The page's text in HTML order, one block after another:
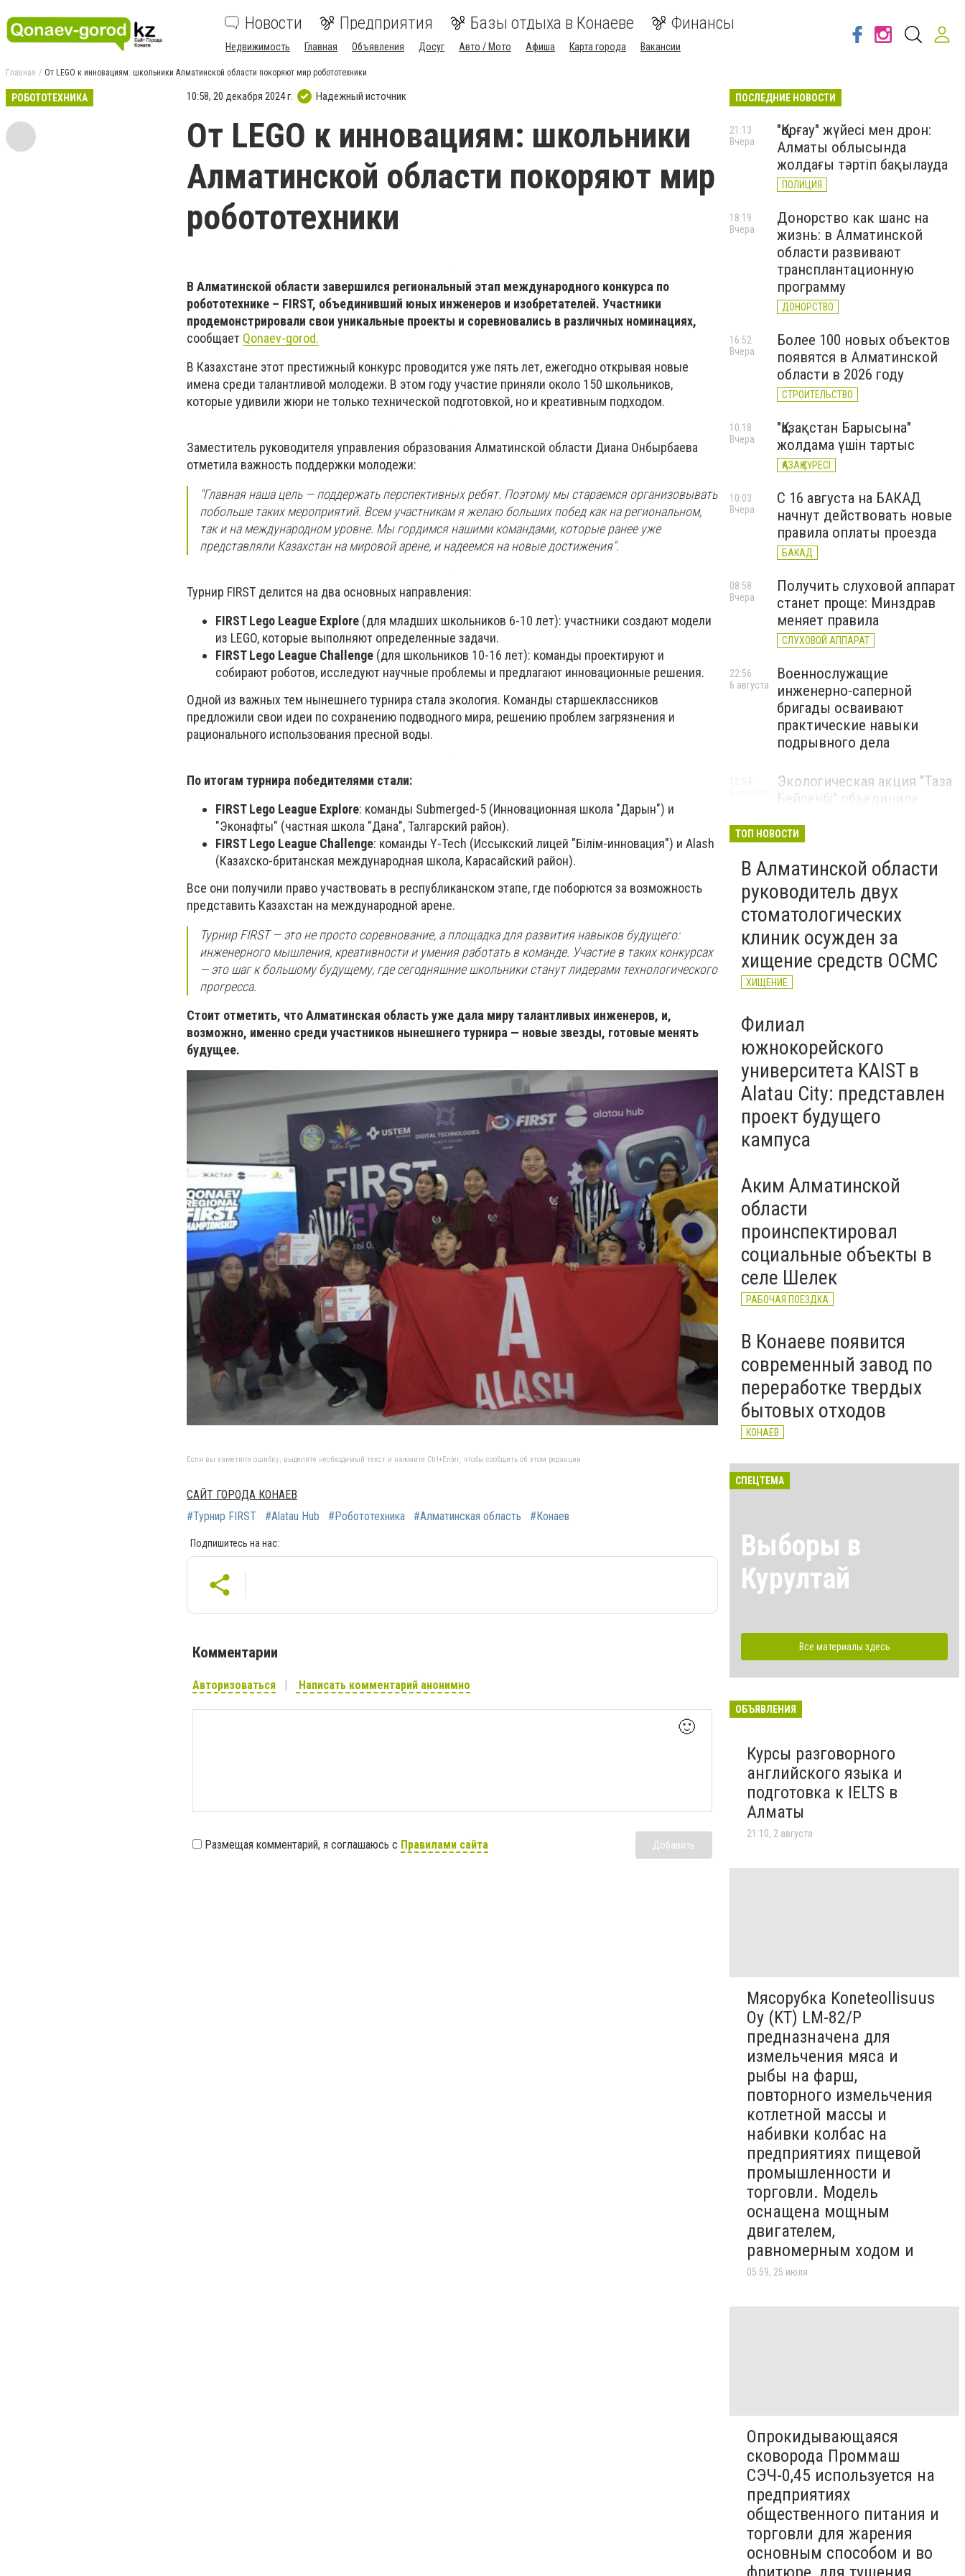
Новости Предприятия Базы отдыха в Конаеве Финансы
Недвижимость Главная Объявления Досуг Авто / Мото Афиша Карта города Вакансии
Главная От LEGO к инновациям: школьники Алматинской области покоряют мир робототехники
РОБОТОТЕХНИКА 10:58, 20 декабря 2024 г. Надежный источник
От LEGO к инновациям: школьники
Алматинской области покоряют мир
робототехники
В Алматинской области завершился региональный этап международного конкурса по
робототехнике – FIRST, объединивший юных инженеров и изобретателей. Участники
продемонстрировали свои уникальные проекты и соревновались в различных номинациях,
сообщает Qonaev-gorod.
В Казахстане этот престижный конкурс проводится уже пять лет, ежегодно открывая новые
имена среди талантливой молодежи. В этом году участие приняли около 150 школьников,
которые удивили жюри не только технической подготовкой, но и креативным подходом.
Заместитель руководителя управления образования Алматинской области Диана Онбырбаева
отметила важность поддержки молодежи:
"Главная наша цель — поддержать перспективных ребят. Поэтому мы стараемся организовывать
побольше таких мероприятий. Всем участникам я желаю больших побед как на региональном,
так и на международном уровне. Мы гордимся нашими командами, которые ранее уже
представляли Казахстан на мировой арене, и надеемся на новые достижения".
Турнир FIRST делится на два основных направления:
FIRST Lego League Explore (для младших школьников 6-10 лет): участники создают модели
из LEGO, которые выполняют определенные задачи.
FIRST Lego League Challenge (для школьников 10-16 лет): команды проектируют и
собирают роботов, исследуют научные проблемы и предлагают инновационные решения.
Одной из важных тем нынешнего турнира стала экология. Команды старшеклассников
предложили свои идеи по сохранению подводного мира, решению проблем загрязнения и
рационального использования пресной воды.
По итогам турнира победителями стали:
FIRST Lego League Explore: команды Submerged-5 (Инновационная школа "Дарын") и
"Эконафты" (частная школа "Дана", Талгарский район).
FIRST Lego League Challenge: команды Y-Tech (Иссыкский лицей "Білім-инновация") и Alash
(Казахско-британская международная школа, Карасайский район).
Все они получили право участвовать в республиканском этапе, где поборются за возможность
представить Казахстан на международной арене.
Турнир FIRST — это не просто соревнование, а площадка для развития навыков будущего:
инженерного мышления, креативности и умения работать в команде. Участие в таких конкурсах
— это шаг к большому будущему, где сегодняшние школьники станут лидерами технологического
прогресса.
Стоит отметить, что Алматинская область уже дала миру талантливых инженеров, и,
возможно, именно среди участников нынешнего турнира — новые звезды, готовые менять
будущее.
Если вы заметили ошибку, выделите необходимый текст и нажмите Ctrl+Enter, чтобы сообщить об этом редакции
САЙТ ГОРОДА КОНАЕВ
#Турнир FIRST
#Alatau Hub #Робототехника #Алматинская область #Конаев
Подпишитесь на нас:
Комментарии
Авторизоваться Написать комментарий анонимно
🙂
Размещая комментарий, я соглашаюсь с Правилами сайта Добавить
ПОСЛЕДНИЕ НОВОСТИ
"Қорғау" жүйесі мен дрон:
Алматы облысында
жолдағы тәртіп бақылауда
ПОЛИЦИЯ
21:13
Вчера
Донорство как шанс на
жизнь: в Алматинской
области развивают
трансплантационную
программу
ДОНОРСТВО
18:19
Вчера
Более 100 новых объектов
появятся в Алматинской
области в 2026 году
СТРОИТЕЛЬСТВО
16:52
Вчера
"Қазақстан Барысына"
жолдама үшін тартыс
ҚАЗАҚ КҮРЕСІ
10:18
Вчера
С 16 августа на БАКАД
начнут действовать новые
правила оплаты проезда
БАКАД
10:03
Вчера
Получить слуховой аппарат
станет проще: Минздрав
меняет правила
СЛУХОВОЙ АППАРАТ
08:58
Вчера
Военнослужащие
инженерно-саперной
бригады осваивают
практические навыки
подрывного дела
22:56
6 августа
Экологическая акция "Таза
Бейсенбі" объединила
Алматинской области
ТОП НОВОСТИ
В Алматинской области
руководитель двух
стоматологических
клиник осужден за
хищение средств ОСМС
ХИЩЕНИЕ
Филиал
южнокорейского
университета KAIST в
Alatau City: представлен
проект будущего
кампуса
Аким Алматинской
области
проинспектировал
социальные объекты в
селе Шелек
РАБОЧАЯ ПОЕЗДКА
В Конаеве появится
современный завод по
переработке твердых
бытовых отходов
КОНАЕВ
СПЕЦТЕМА
Выборы в
Курултай
Все материалы здесь
ОБЪЯВЛЕНИЯ
Курсы разговорного
английского языка и
подготовка к IELTS в
Алматы
21:10, 2 августа
Мясорубка Koneteollisuus
Oy (KT)​ LM-82/P
предназначена для
измельчения мяса и
рыбы на фарш,
повторного измельчения
котлетной массы и
набивки колбас на
предприятиях пищевой
промышленности и
торговли. Модель
оснащена мощным
двигателем,
равномерным ходом и
05:59, 25 июля
Опрокидывающаяся
сковорода Проммаш
СЭЧ-0,45 используется на
предприятиях
общественного питания и
торговли для жарения
основным способом и во